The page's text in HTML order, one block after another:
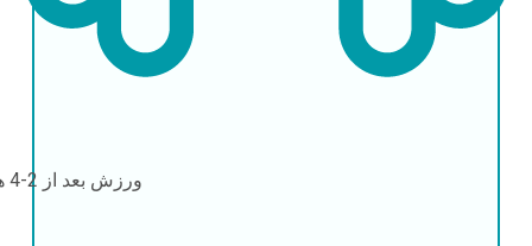
ورزش بعد از 2-4 هفته